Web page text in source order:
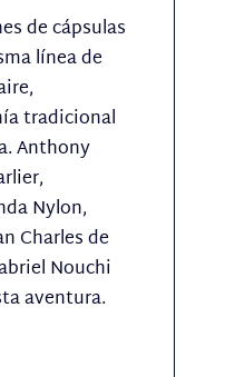
de cápsulas
línea de
tradicional
Anthony
Nylon,
Charles de
Nouchi
aventura.